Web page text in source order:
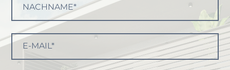
NACHNAME*
E-MAIL*